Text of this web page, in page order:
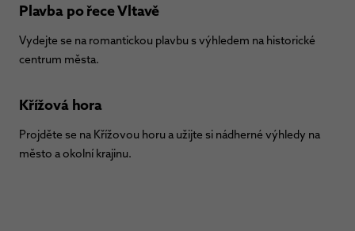
Plavba po řece Vltavě
Vydejte se na romantickou plavbu s výhledem na historické
centrum města.
Křížová hora
Projděte se na Křížovou horu a užijte si nádherné výhledy na
město a okolní krajinu.